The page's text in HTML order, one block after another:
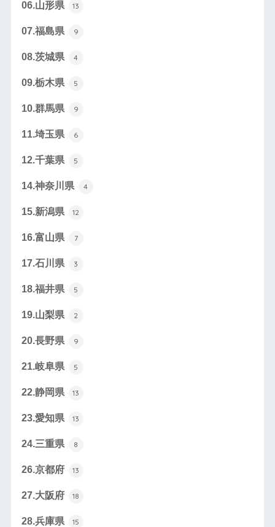
06.山形県 13
07.福島県 9
08.茨城県 4
09.栃木県 5
10.群馬県 9
11.埼玉県 6
12.千葉県 5
14.神奈川県 4
15.新潟県 12
16.富山県 7
17.石川県 3
18.福井県 5
19.山梨県 2
20.長野県 9
21.岐阜県 5
22.静岡県 13
23.愛知県 13
24.三重県 8
26.京都府 13
27.大阪府 18
28.兵庫県 15